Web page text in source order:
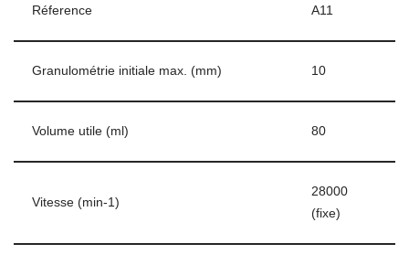
Réference A11
Granulométrie initiale max. (mm) 10
Volume utile (ml) 80
Vitesse (min-1)
28000
(fixe)